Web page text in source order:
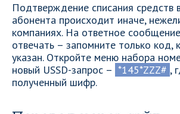
Подтверждение списания средств
абонента происходит иначе,
компаниях. На ответное
отвечать – запомните только код,
указан. Откройте меню набора
новый USSD-запрос – *145*ZZZ# ,
полученный шифр.